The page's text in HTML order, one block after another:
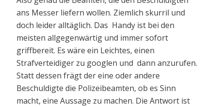
ans Messer liefern wollen. Ziemlich skurril und
doch leider alltäglich. Das Handy ist bei den
meisten allgegenwärtig und immer sofort
griffbereit. Es wäre ein Leichtes, einen
Strafverteidiger zu googlen und dann anzurufen.
Statt dessen frägt der eine oder andere
Beschuldigte die Polizeibeamten, ob es Sinn
macht, eine Aussage zu machen. Die Antwort ist